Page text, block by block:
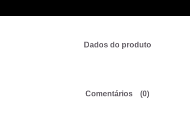
Dados do produto
Comentários
(0)